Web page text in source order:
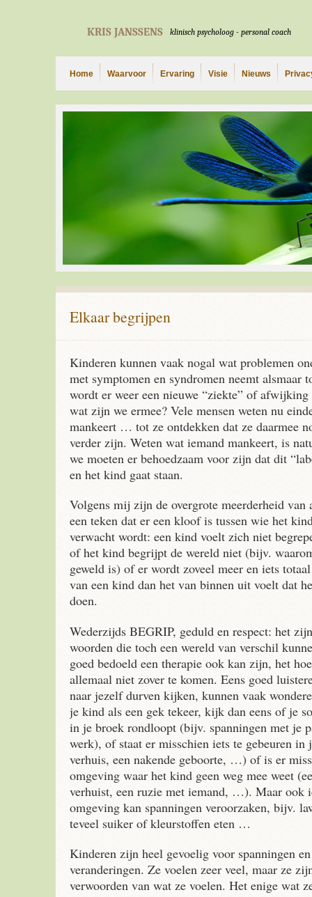
KRIS JANSSENS klinisch psycholoog - personal coach
Home Waarvoor Ervaring Visie Nieuws
Elkaar begrijpen
Kinderen kunnen vaak nogal wat problemen
met symptomen en syndromen neemt alsmaar
wordt er weer een nieuwe “ziekte” of
wat zijn we ermee? Vele mensen weten nu
mankeert … tot ze ontdekken dat ze daarmee
verder zijn. Weten wat iemand mankeert, is
we moeten er behoedzaam voor zijn dat dit
en het kind gaat staan.
Volgens mij zijn de overgrote meerderheid
een teken dat er een kloof is tussen wie het
verwacht wordt: een kind voelt zich niet
of het kind begrijpt de wereld niet (bijv.
geweld is) of er wordt zoveel meer en iets
van een kind dan het van binnen uit voelt dat
doen.
Wederzijds BEGRIP, geduld en respect: het
woorden die toch een wereld van verschil
goed bedoeld een therapie ook kan zijn, het
allemaal niet zover te komen. Eens goed
naar jezelf durven kijken, kunnen vaak
je kind als een gek tekeer, kijk dan eens of je
in je broek rondloopt (bijv. spanningen met je
werk), of staat er misschien iets te gebeuren in
verhuis, een nakende geboorte, …) of is er
omgeving waar het kind geen weg mee weet
verhuist, een ruzie met iemand, …). Maar ook
omgeving kan spanningen veroorzaken, bijv.
teveel suiker of kleurstoffen eten …
Kinderen zijn heel gevoelig voor spanningen
veranderingen. Ze voelen zeer veel, maar ze
verwoorden van wat ze voelen. Het enige wat